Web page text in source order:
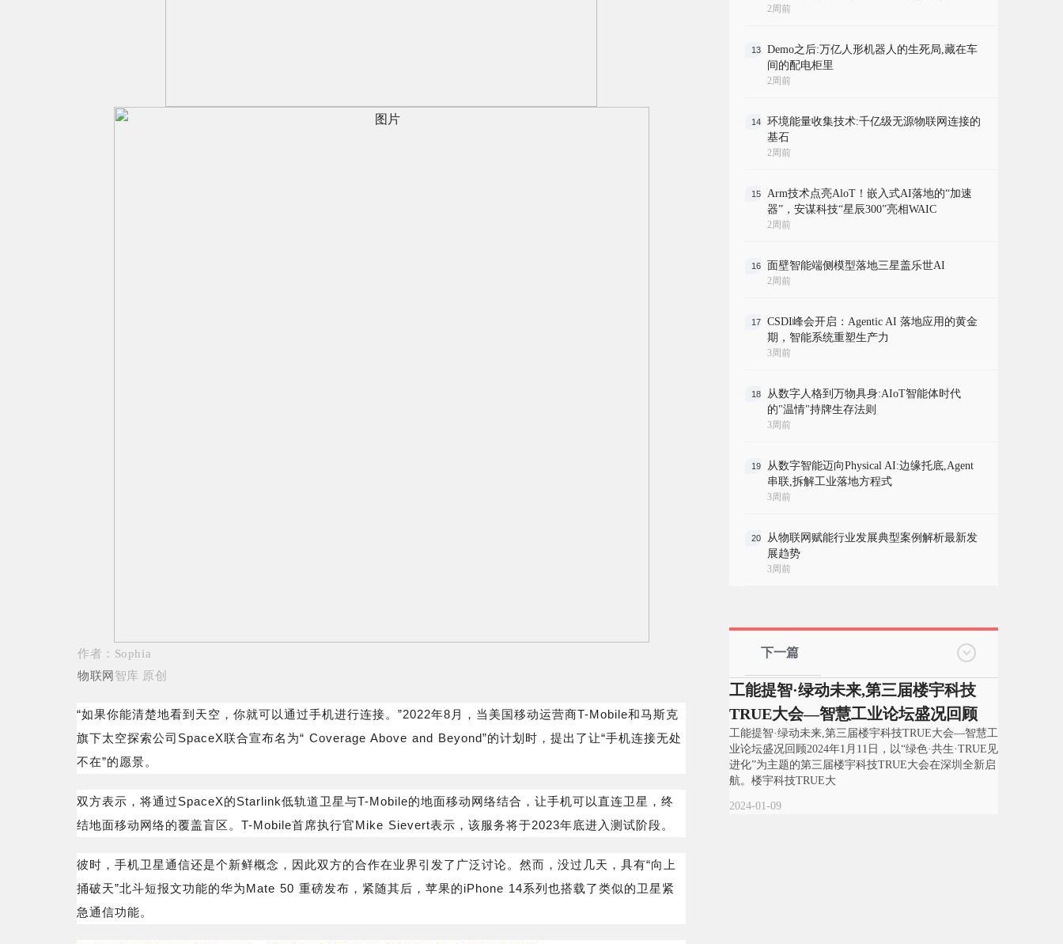
作者：Sophia
物联网 智库 原创
“如果你能清楚地看到天空，你就可以通过手机进行连接。”2022年8月，当美国移动运营商T-Mobile和马斯克
旗下太空探索公司SpaceX联合宣布名为“ Coverage Above and Beyond”的计划时，提出了让“手机连接无处
不在”的愿景。
双方表示，将通过SpaceX的Starlink低轨道卫星与T-Mobile的地面移动网络结合，让手机可以直连卫星，终
结地面移动网络的覆盖盲区。T-Mobile首席执行官Mike Sievert表示，该服务将于2023年底进入测试阶段。
彼时，手机卫星通信还是个新鲜概念，因此双方的合作在业界引发了广泛讨论。然而，没过几天，具有“向上
捅破天”北斗短报文功能的华为Mate 50 重磅发布，紧随其后，苹果的iPhone 14系列也搭载了类似的卫星紧
急通信功能。
2周前
13
Demo之后:万亿人形机器人的生死局,藏在车
间的配电柜里
2周前
14
环境能量收集技术:千亿级无源物联网连接的
基石
2周前
15
Arm技术点亮AloT！嵌入式AI落地的“加速
器”，安谋科技“星辰300”亮相WAIC
2周前
16 面壁智能端侧模型落地三星盖乐世AI
2周前
17
CSDI峰会开启：Agentic AI 落地应用的黄金
期，智能系统重塑生产力
3周前
18
从数字人格到万物具身:AIoT智能体时代
的"温情"持牌生存法则
3周前
19
从数字智能迈向Physical AI:边缘托底,Agent
串联,拆解工业落地方程式
3周前
20
从物联网赋能行业发展典型案例解析最新发
展趋势
3周前
下一篇
工能提智·绿动未来,第三届楼宇科技
TRUE大会—智慧工业论坛盛况回顾
工能提智·绿动未来,第三届楼宇科技TRUE大会—智慧工
业论坛盛况回顾2024年1月11日，以“绿色·共生·TRUE见
进化”为主题的第三届楼宇科技TRUE大会在深圳全新启
航。楼宇科技TRUE大
2024-01-09